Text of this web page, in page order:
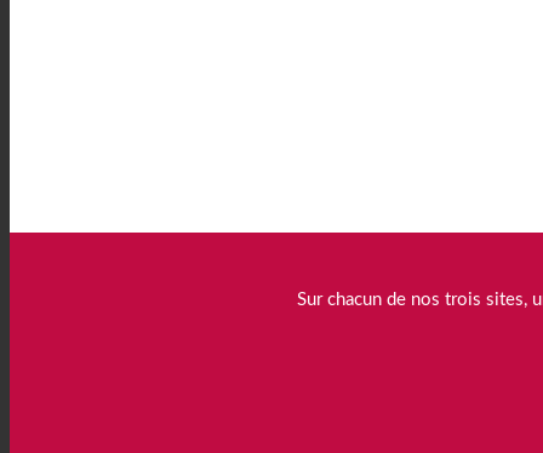
Sur chacun de nos trois sites,